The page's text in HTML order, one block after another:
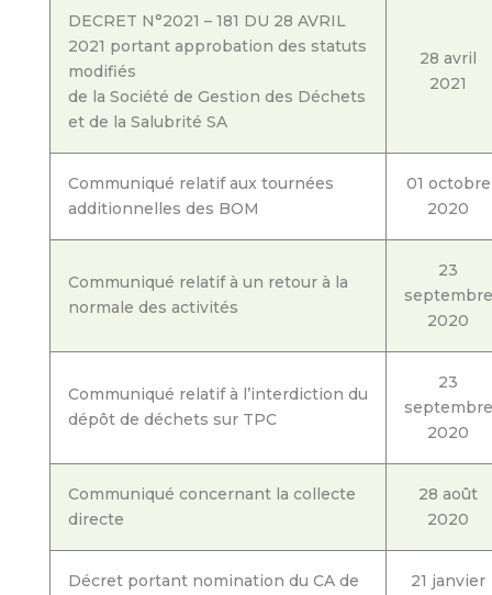
DECRET N°2021 – 181 DU 28 AVRIL
2021 portant approbation des statuts
modifiés
de la Société de Gestion des Déchets
et de la Salubrité SA
28 avril
2021
Communiqué relatif aux tournées
additionnelles des BOM
01 octobre
2020
Communiqué relatif à un retour à la
normale des activités
23
septembre
2020
Communiqué relatif à l’interdiction du
dépôt de déchets sur TPC
23
septembre
2020
Communiqué concernant la collecte
directe
28 août
2020
Décret portant nomination du CA de
21 janvier